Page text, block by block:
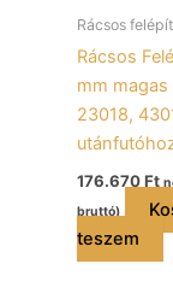
Rácsos
Rácsos
mm magas
23018,
176.670Ft
bruttó)
teszem